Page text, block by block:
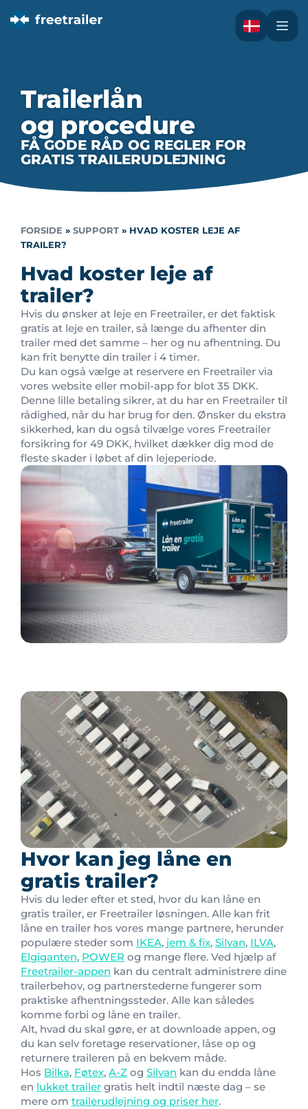
Trailerlån
og procedure
FÅ GODE RÅD OG REGLER FOR
GRATIS TRAILERUDLEJNING
FORSIDE » SUPPORT » HVAD KOSTER LEJE AF
TRAILER?
Hvad koster leje af
trailer?
Hvis du ønsker at leje en Freetrailer, er det faktisk
gratis at leje en trailer, så længe du afhenter din
trailer med det samme – her og nu afhentning. Du
kan frit benytte din trailer i 4 timer.
Du kan også vælge at reservere en Freetrailer via
vores website eller mobil-app for blot 35 DKK.
Denne lille betaling sikrer, at du har en Freetrailer til
rådighed, når du har brug for den. Ønsker du ekstra
sikkerhed, kan du også tilvælge vores Freetrailer
forsikring for 49 DKK, hvilket dækker dig mod de
fleste skader i løbet af din lejeperiode.
Hvor kan jeg låne en
gratis trailer?
Hvis du leder efter et sted, hvor du kan låne en
gratis trailer, er Freetrailer løsningen. Alle kan frit
låne en trailer hos vores mange partnere, herunder
populære steder som IKEA, jem & fix, Silvan, ILVA,
Elgiganten, POWER og mange flere. Ved hjælp af
Freetrailer-appen kan du centralt administrere dine
trailerbehov, og partnerstederne fungerer som
praktiske afhentningssteder. Alle kan således
komme forbi og låne en trailer.
Alt, hvad du skal gøre, er at downloade appen, og
du kan selv foretage reservationer, låse op og
returnere traileren på en bekvem måde.
Hos Bilka, Føtex, A-Z og Silvan kan du endda låne
en lukket trailer gratis helt indtil næste dag – se
mere om trailerudlejning og priser her.